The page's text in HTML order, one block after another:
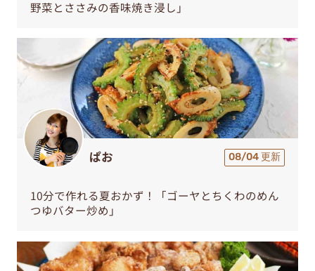
野菜とささみの香味焼き浸し」
ぱお 08/04 更新
10分で作れる夏おかず！「ゴーヤとちくわのめん
つゆバター炒め」